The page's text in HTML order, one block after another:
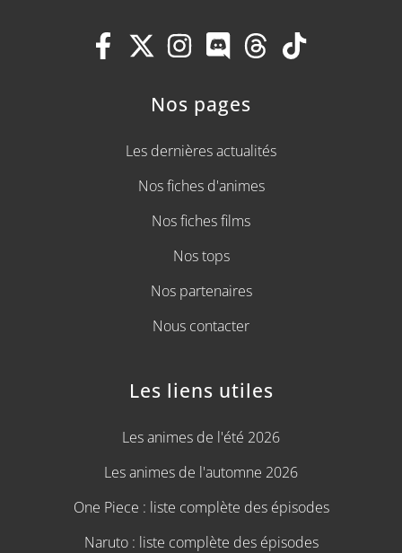
Nos pages
Les dernières actualités
Nos fiches d'animes
Nos fiches films
Nos tops
Nos partenaires
Nous contacter
Les liens utiles
Les animes de l'été 2026
Les animes de l'automne 2026
One Piece : liste complète des épisodes
Naruto : liste complète des épisodes